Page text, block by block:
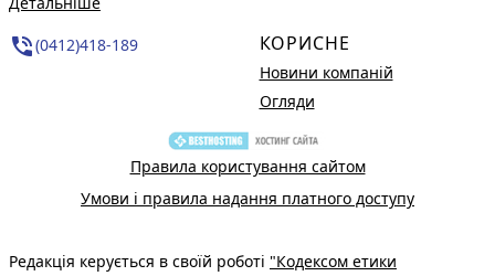
phone_in_talk(0412)418-189 КОРИСНЕ
Новини компаній
Огляди
Правила користування сайтом
Умови і правила надання платного доступу
Редакція керується в своїй роботі "Кодексом етики